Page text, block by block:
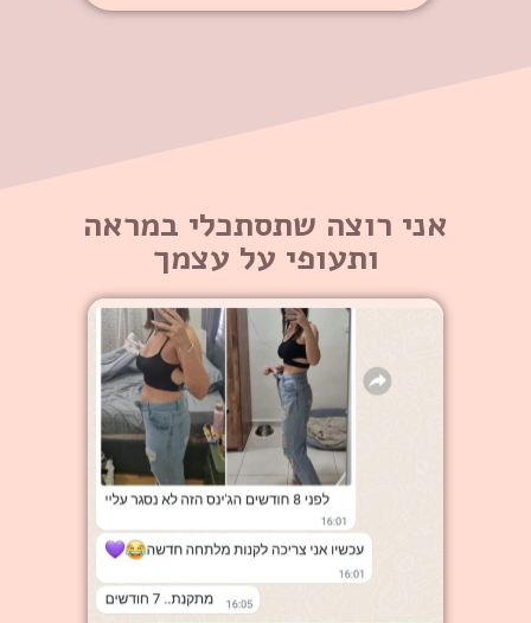
אני רוצה שתסתכלי במראה
ותעופי על עצמך